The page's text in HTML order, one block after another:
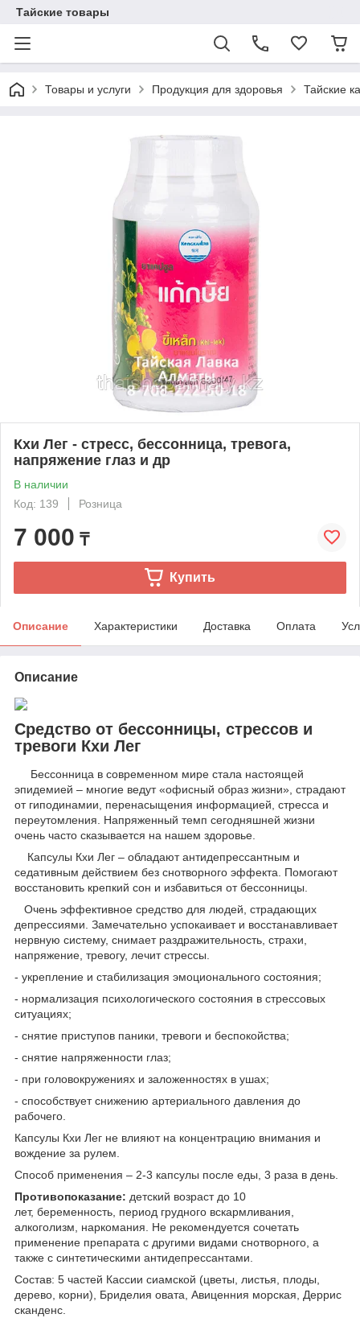
Тайские товары
Товары и услуги Продукция для здоровья Тайские
Кхи Лег - стресс, бессонница, тревога,
напряжение глаз и др
В наличии
Код: 139
Розница
7 000 ₸
Купить
Описание Характеристики Доставка Оплата
Описание
Средство от бессонницы, стрессов и
тревоги Кхи Лег
Бессонница в современном мире стала настоящей
эпидемией – многие ведут «офисный образ жизни», страдают
от гиподинамии, перенасыщения информацией, стресса и
переутомления. Напряженный темп сегодняшней жизни
очень часто сказывается на нашем здоровье.
Капсулы Кхи Лег – обладают антидепрессантным и
седативным действием без снотворного эффекта. Помогают
восстановить крепкий сон и избавиться от бессонницы.
Очень эффективное средство для людей, страдающих
депрессиями. Замечательно успокаивает и восстанавливает
нервную систему, снимает раздражительность, страхи,
напряжение, тревогу, лечит стрессы.
- укрепление и стабилизация эмоционального состояния;
- нормализация психологического состояния в стрессовых
ситуациях;
- снятие приступов паники, тревоги и беспокойства;
- снятие напряженности глаз;
- при головокружениях и заложенностях в ушах;
- способствует снижению артериального давления до
рабочего.
Капсулы Кхи Лег не влияют на концентрацию внимания и
вождение за рулем.
Способ применения – 2-3 капсулы после еды, 3 раза в день.
Противопоказание: детский возраст до 10
лет, беременность, период грудного вскармливания,
алкоголизм, наркомания. Не рекомендуется сочетать
применение препарата с другими видами снотворного, а
также с синтетическими антидепрессантами.
Состав: 5 частей Кассии сиамской (цветы, листья, плоды,
дерево, корни), Бриделия овата, Авиценния морская, Деррис
сканденс.